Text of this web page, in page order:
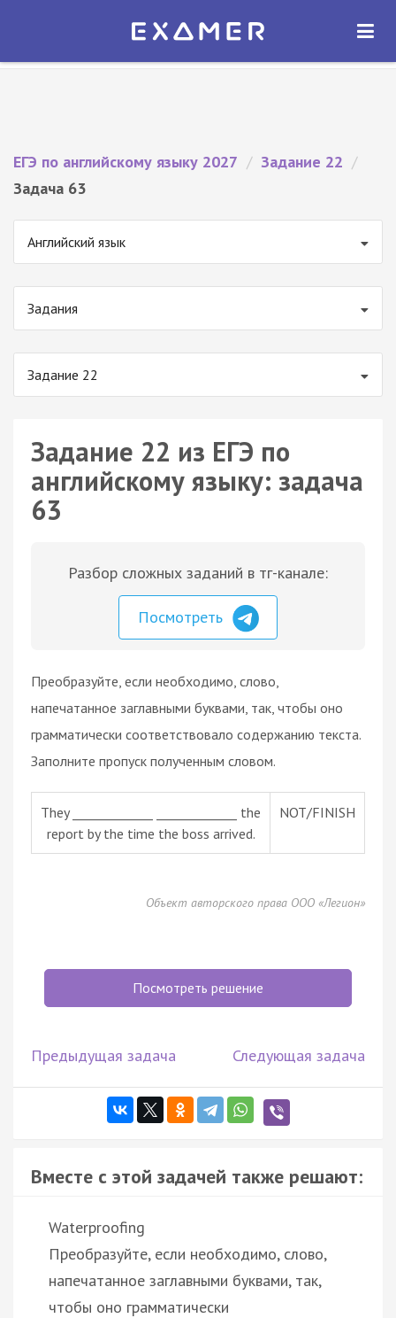
Экзамер — ЕГЭ 2027
ОТКРЫТЬ
ЕГЭ по английскому языку 2027 / Задание 22 /
Задача 63
Английский язык
Задания
Задание 22
Задание 22 из ЕГЭ по
английскому языку: задача
63
Разбор сложных заданий в тг-канале:
Посмотреть
Преобразуйте, если необходимо, слово,
напечатанное заглавными буквами, так, чтобы оно
грамматически соответствовало содержанию текста.
Заполните пропуск полученным словом.
They _____________ _____________ the
report by the time the boss arrived.
NOT/FINISH
Объект авторского права ООО «Легион»
Посмотреть решение
Предыдущая задача Следующая задача
Вместе с этой задачей также решают:
Waterproofing
Преобразуйте, если необходимо, слово,
напечатанное заглавными буквами, так,
чтобы оно грамматически